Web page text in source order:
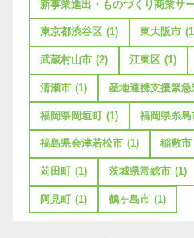
新事業進出・ものづくり商業サ
東京都渋谷区 (1) 東大阪市
武蔵村山市 (2) 江東区 (1)
清瀬市 (1) 産地連携支援緊
福岡県岡垣町 (1) 福岡県糸島
福島県会津若松市 (1) 稲敷市
苅田町 (1) 茨城県常総市 (1)
阿見町 (1) 鶴ヶ島市 (1)